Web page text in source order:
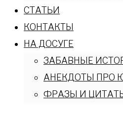
СТАТЬИ
КОНТАКТЫ
НА ДОСУГЕ
ЗАБАВНЫЕ
АНЕКДОТЫ ПРО
ФРАЗЫ И